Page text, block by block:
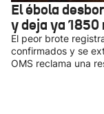
El ébola
y deja ya 1850
El peor brote
confirmados y se
OMS reclama una